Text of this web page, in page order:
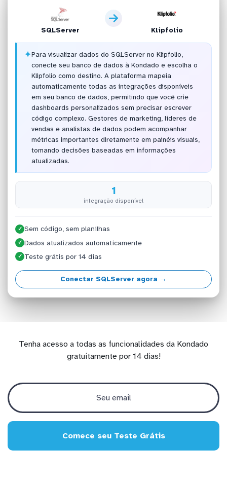
SQLServer Klipfolio
✦Para visualizar dados do SQLServer no Klipfolio,
conecte seu banco de dados à Kondado e escolha o
Klipfolio como destino. A plataforma mapeia
automaticamente todas as integrações disponíveis
em seu banco de dados, permitindo que você crie
dashboards personalizados sem precisar escrever
código complexo. Gestores de marketing, líderes de
vendas e analistas de dados podem acompanhar
métricas importantes diretamente em painéis visuais,
tomando decisões baseadas em informações
atualizadas.
1
integração disponível
✓ Sem código, sem planilhas
✓ Dados atualizados automaticamente
✓ Teste grátis por 14 dias
Conectar SQLServer agora →
Tenha acesso a todas as funcionalidades da Kondado
gratuitamente por 14 dias!
Comece seu Teste Grátis